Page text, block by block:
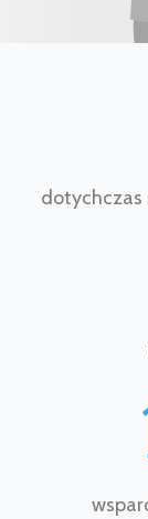
dotychczas